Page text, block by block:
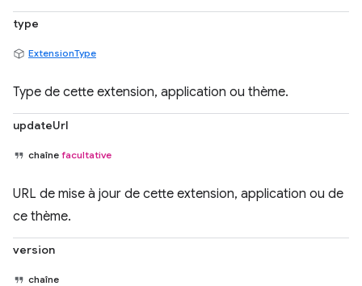
type
ExtensionType
Type de cette extension, application ou thème.
updateUrl
chaîne facultative
URL de mise à jour de cette extension, application ou de
ce thème.
version
chaîne